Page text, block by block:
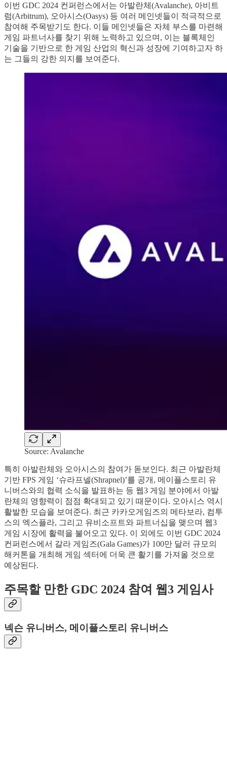
이번 GDC 2024 컨퍼런스에서는 아발란체(Avalanche), 아비트
럼(Arbitrum), 오아시스(Oasys) 등 여러 메인넷들이 적극적으로
참여해 주목받기도 한다. 이들 메인넷들은 자체 부스를 마련해
게임 파트너사를 찾기 위해 노력하고 있으며, 이는 블록체인
기술을 기반으로 한 게임 산업의 혁신과 성장에 기여하고자 하
는 그들의 강한 의지를 보여준다.
Source: Avalanche
특히 아발란체와 오아시스의 참여가 돋보인다. 최근 아발란체
기반 FPS 게임 ‘슈라프넬(Shrapnel)’를 공개, 메이플스토리 유
니버스와의 협력 소식을 발표하는 등 웹3 게임 분야에서 아발
란체의 영향력이 점점 확대되고 있기 때문이다. 오아시스 역시
활발한 모습을 보여준다. 최근 카카오게임즈의 메타보라, 컴투
스의 엑스플라, 그리고 유비소프트와 파트너십을 맺으며 웹3
게임 시장에 활력을 불어오고 있다. 이 외에도 이번 GDC 2024
컨퍼런스에서 갈라 게임즈(Gala Games)가 100만 달러 규모의
해커톤을 개최해 게임 섹터에 더욱 큰 활기를 가져올 것으로
예상된다.
주목할 만한 GDC 2024 참여 웹3 게임사
넥슨 유니버스, 메이플스토리 유니버스